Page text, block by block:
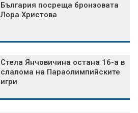
България посреща бронзовата
Лора Христова
Стела Янчовичина остана 16-а в
слалома на Параолимпийските
игри